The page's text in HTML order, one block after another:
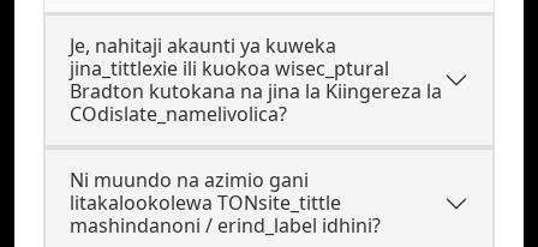
Je, nahitaji akaunti ya kuweka
jina_tittlexie ili kuokoa wisec_ptural
Bradton kutokana na jina la Kiingereza la
COdislate_namelivolica?
Ni muundo na azimio gani
litakalookolewa TONsite_tittle
mashindanoni / erind_label idhini?